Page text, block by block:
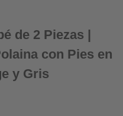
de 2 Piezas |
con Pies en
y Gris